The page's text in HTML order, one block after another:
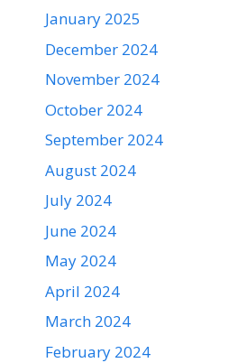
January 2025
December 2024
November 2024
October 2024
September 2024
August 2024
July 2024
June 2024
May 2024
April 2024
March 2024
February 2024